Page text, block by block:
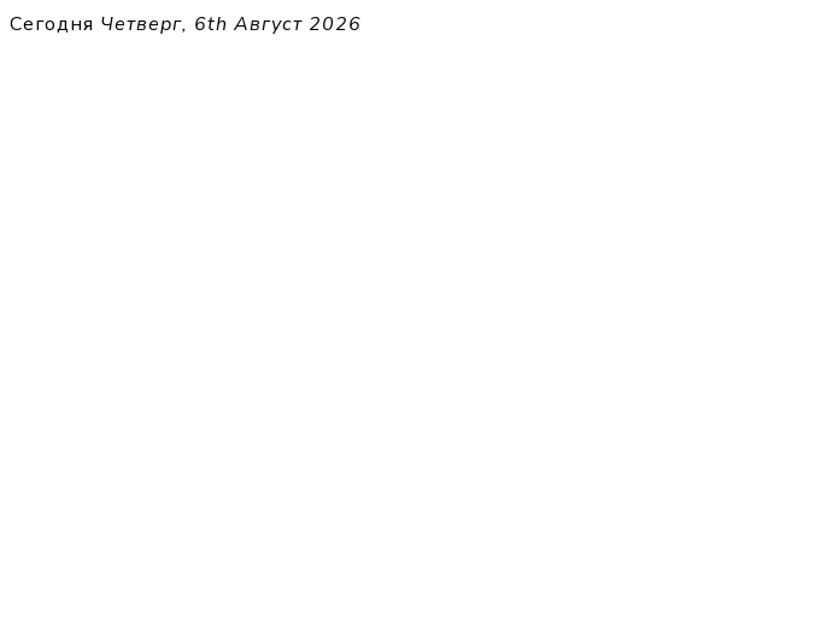
Перейти
Сегодня Четверг, 6th Август 2026